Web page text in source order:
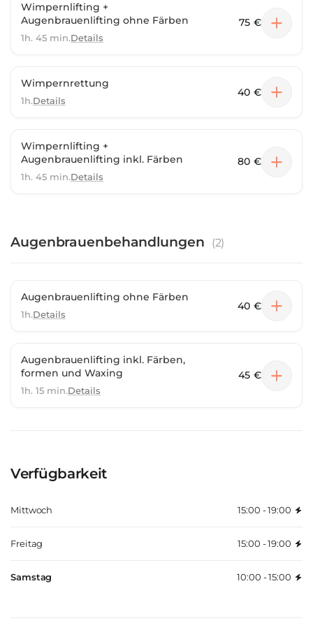
Wimpernlifting +
Augenbrauenlifting ohne Färben
1h. 45 min.Details
75 €
Wimpernrettung
1h.Details
40 €
Wimpernlifting +
Augenbrauenlifting inkl. Färben
1h. 45 min.Details
80 €
Augenbrauenbehandlungen (2)
Augenbrauenlifting ohne Färben
1h.Details
40 €
Augenbrauenlifting inkl. Färben,
formen und Waxing
1h. 15 min.Details
45 €
Verfügbarkeit
Mittwoch 15:00 - 19:00
Freitag 15:00 - 19:00
Samstag 10:00 - 15:00